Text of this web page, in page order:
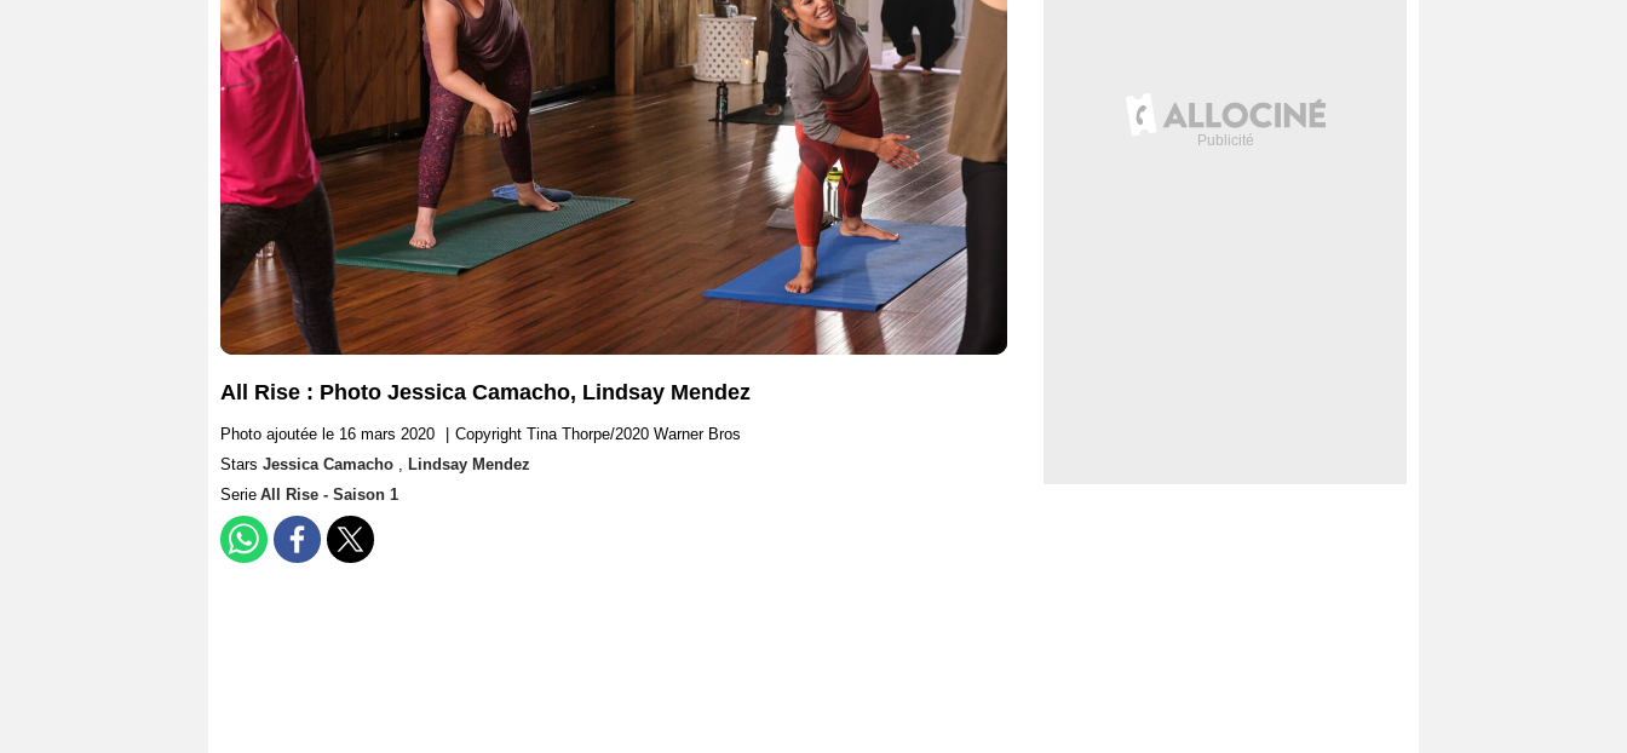
All Rise : Photo Jessica Camacho, Lindsay Mendez
Photo ajoutée le 16 mars 2020
Copyright Tina Thorpe/2020 Warner Bros
Stars Jessica Camacho , Lindsay Mendez
Serie All Rise - Saison 1